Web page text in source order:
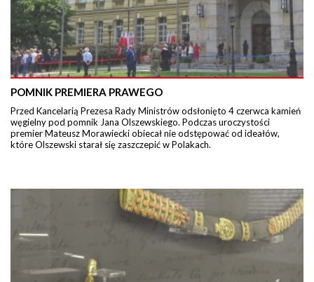
POMNIK PREMIERA PRAWEGO
Przed Kancelarią Prezesa Rady Ministrów odsłonięto 4 czerwca kamień
węgielny pod pomnik Jana Olszewskiego. Podczas uroczystości
premier Mateusz Morawiecki obiecał nie odstępować od ideałów,
które Olszewski starał się zaszczepić w Polakach.